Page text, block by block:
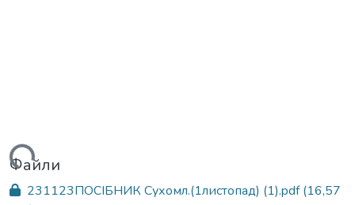
Файли
231123ПОСІБНИК Сухомл.(1листопад) (1).pdf(16,57